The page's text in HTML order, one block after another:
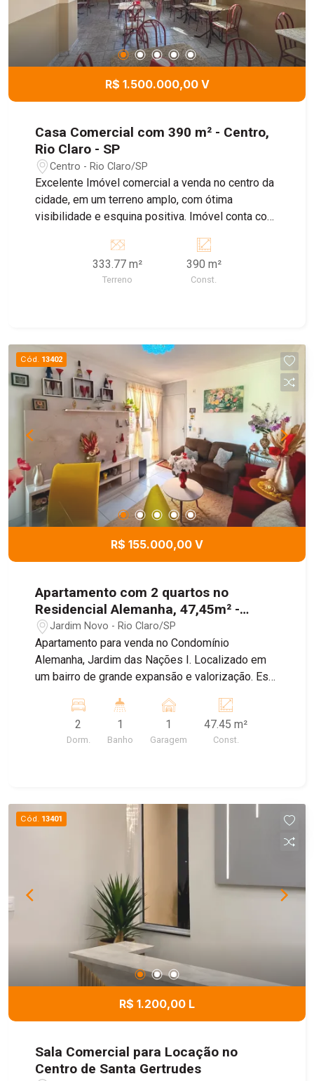
R$ 1.500.000,00 V
Casa Comercial com 390 m² - Centro,
Rio Claro - SP
Centro - Rio Claro/SP
Excelente Imóvel comercial a venda no centro da
cidade, em um terreno amplo, com ótima
visibilidade e esquina positiva. Imóvel conta com
333.77 m²
Terreno
390 m²
Const.
Cód. 13402
R$ 155.000,00 V
Apartamento com 2 quartos no
Residencial Alemanha, 47,45m² -
Jardim Novo, Rio Claro/SP
Jardim Novo - Rio Claro/SP
Apartamento para venda no Condomínio
Alemanha, Jardim das Nações I. Localizado em
um bairro de grande expansão e valorização. Este
dois ambientes, cozinha com armários integrada
à área de serviço, 2 dormitórios, sendo um deles
com vista livre, além de banheiro social com box.
comodidade e lazer para toda a família. Aceita
financiamento. Uma excelente oportunidade para
desenvolvimento, com fácil acesso aos
principais pontos da cidade.
2
Dorm.
1
Banho
1
Garagem
47.45 m²
Const.
Cód. 13401
R$ 1.200,00 L
Sala Comercial para Locação no
Centro de Santa Gertrudes